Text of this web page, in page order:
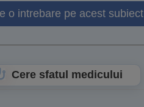
o intrebare pe acest subiect
Cere sfatul medicului